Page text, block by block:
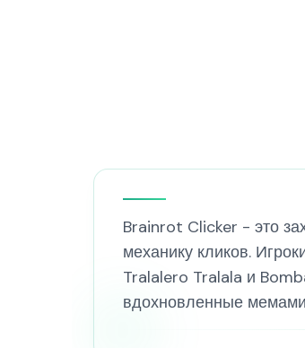
Brainrot Clicker - это
механику кликов.
Tralalero Tralala и
вдохновленные